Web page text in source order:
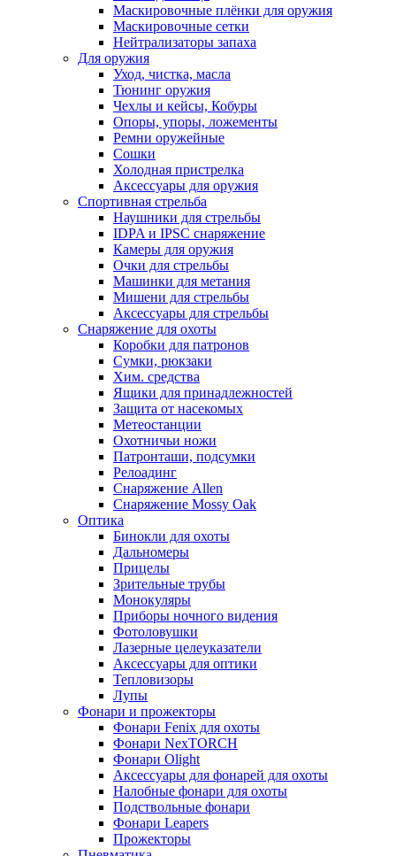
Маскировочные плёнки для оружия
Маскировочные сетки
Нейтрализаторы запаха
Для оружия
Уход, чистка, масла
Тюнинг оружия
Чехлы и кейсы, Кобуры
Опоры, упоры, ложементы
Ремни оружейные
Сошки
Холодная пристрелка
Аксессуары для оружия
Спортивная стрельба
Наушники для стрельбы
IDPA и IPSC снаряжение
Камеры для оружия
Очки для стрельбы
Машинки для метания
Мишени для стрельбы
Аксессуары для стрельбы
Снаряжение для охоты
Коробки для патронов
Сумки, рюкзаки
Хим. средства
Ящики для принадлежностей
Защита от насекомых
Метеостанции
Охотничьи ножи
Патронташи, подсумки
Релоадинг
Снаряжение Allen
Снаряжение Mossy Oak
Оптика
Бинокли для охоты
Дальномеры
Прицелы
Зрительные трубы
Монокуляры
Приборы ночного видения
Фотоловушки
Лазерные целеуказатели
Аксессуары для оптики
Тепловизоры
Лупы
Фонари и прожекторы
Фонари Fenix для охоты
Фонари NexTORCH
Фонари Olight
Аксессуары для фонарей для охоты
Налобные фонари для охоты
Подствольные фонари
Фонари Leapers
Прожекторы